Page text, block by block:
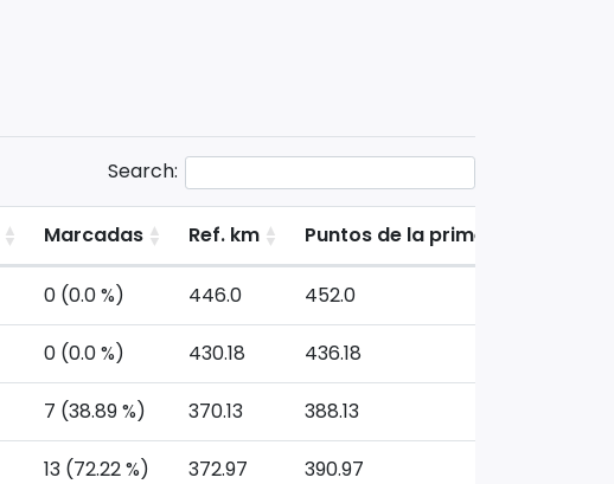
Search:
Marcadas Ref. km Puntos de la primera
0 (0.0 %) 446.0 452.0
0 (0.0 %) 430.18 436.18
7 (38.89 %) 370.13 388.13
13 (72.22 %) 372.97 390.97